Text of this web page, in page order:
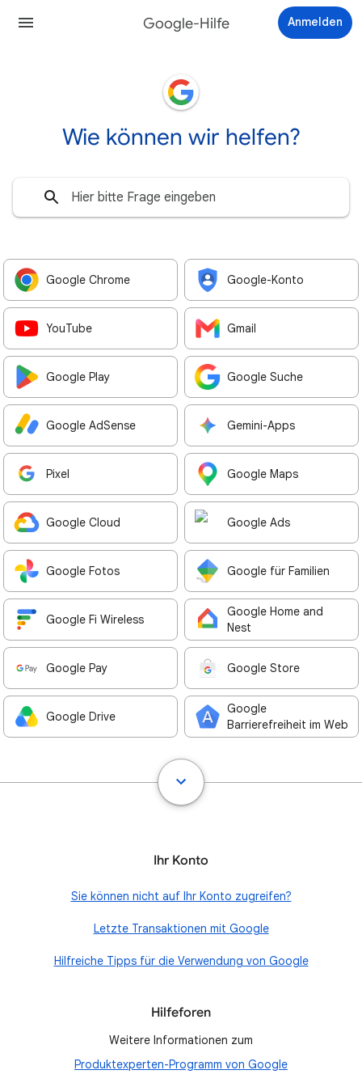
Google-Hilfe Anmelden
Wie können wir helfen?
Google Chrome Google-Konto
YouTube Gmail
Google Play Google Suche
Google AdSense Gemini-Apps
Pixel Google Maps
Google Cloud Google Ads
Google Fotos Google für Familien
Google Fi Wireless
Google Home and
Nest
Google Pay Google Store
Google Drive
Google
Barrierefreiheit im Web
Ihr Konto
Sie können nicht auf Ihr Konto zugreifen?
Letzte Transaktionen mit Google
Hilfreiche Tipps für die Verwendung von Google
Hilfeforen
Weitere Informationen zum
Produktexperten-Programm von Google